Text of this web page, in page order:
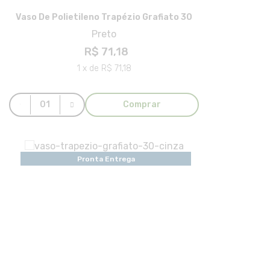
Vaso De Polietileno Trapézio Grafiato 30
Preto
R$ 71,18
1 x de R$ 71,18
Comprar
Pronta Entrega